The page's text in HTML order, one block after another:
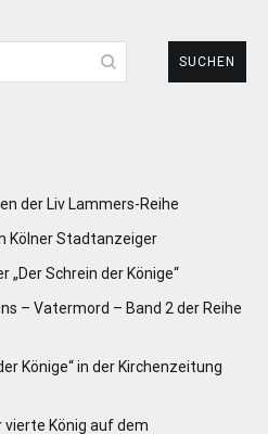
der Liv Lammers-Reihe
Kölner Stadtanzeiger
„Der Schrein der Könige“
– Vatermord – Band 2 der Reihe
Könige“ in der Kirchenzeitung
vierte König auf dem